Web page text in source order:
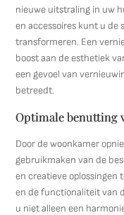
nieuwe uitstraling in uw
en accessoires kunt u de
transformeren. Een
boost aan de esthetiek
een gevoel van
betreedt.
Optimale benutting
Door de woonkamer
gebruikmaken van de
en creatieve oplossingen
en de functionaliteit van
u niet alleen een